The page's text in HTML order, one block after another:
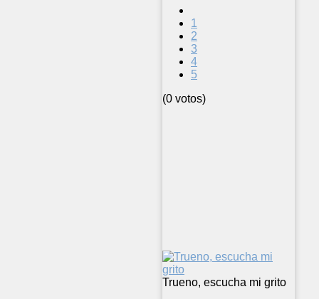
1
2
3
4
5
(0 votos)
Trueno, escucha mi grito